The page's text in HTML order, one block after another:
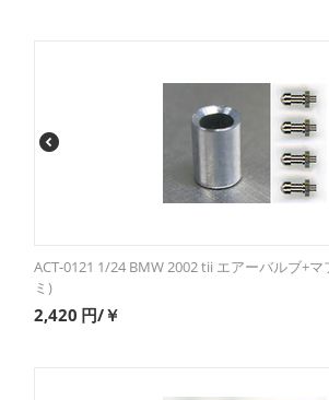
ACT-0121 1/24 BMW 2002 tii エアーバルブ+
ミ)
2,420 円/￥